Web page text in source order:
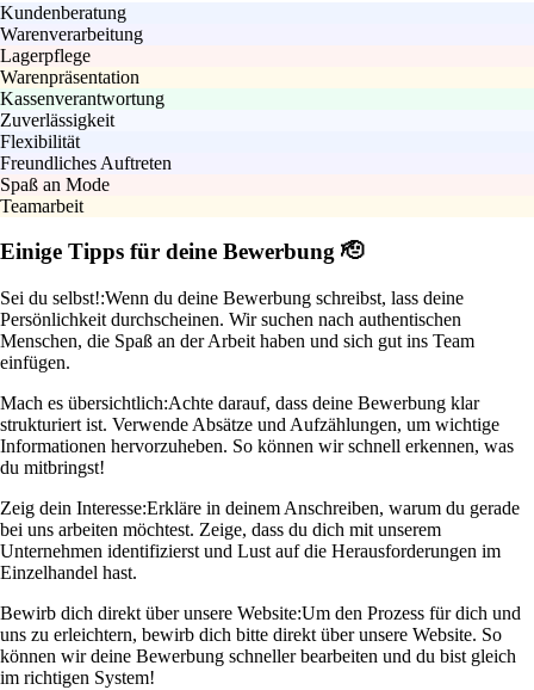
Kundenberatung
Warenverarbeitung
Lagerpflege
Warenpräsentation
Kassenverantwortung
Zuverlässigkeit
Flexibilität
Freundliches Auftreten
Spaß an Mode
Teamarbeit
Einige Tipps für deine Bewerbung 🫡
Sei du selbst!:Wenn du deine Bewerbung schreibst, lass deine
Persönlichkeit durchscheinen. Wir suchen nach authentischen
Menschen, die Spaß an der Arbeit haben und sich gut ins Team
einfügen.
Mach es übersichtlich:Achte darauf, dass deine Bewerbung klar
strukturiert ist. Verwende Absätze und Aufzählungen, um wichtige
Informationen hervorzuheben. So können wir schnell erkennen, was
du mitbringst!
Zeig dein Interesse:Erkläre in deinem Anschreiben, warum du gerade
bei uns arbeiten möchtest. Zeige, dass du dich mit unserem
Unternehmen identifizierst und Lust auf die Herausforderungen im
Einzelhandel hast.
Bewirb dich direkt über unsere Website:Um den Prozess für dich und
uns zu erleichtern, bewirb dich bitte direkt über unsere Website. So
können wir deine Bewerbung schneller bearbeiten und du bist gleich
im richtigen System!